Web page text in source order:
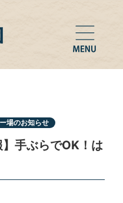
場のお知らせ
】手ぶらでOK！は